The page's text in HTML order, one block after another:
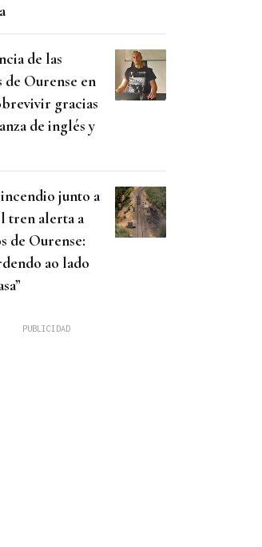
de las
de Ourense en
gracias
de inglés y
junto a
tren alerta a
de Ourense:
ao lado